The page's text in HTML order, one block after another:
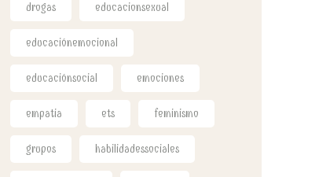
drogas educacionsexual
educaciónemocional
educaciónsocial emociones
empatia ets feminismo
grupos habilidadessociales